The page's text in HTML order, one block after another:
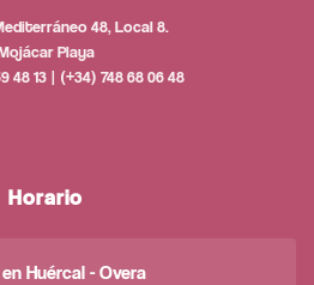
48, Local 8.
Playa
48 13 | (+34) 748 68 06 48
Horario
Huércal - Overa